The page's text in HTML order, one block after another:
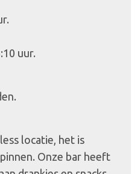
uur.
locatie, het is
Onze bar heeft